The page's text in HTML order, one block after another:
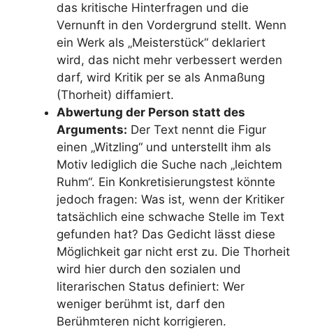
das kritische Hinterfragen und die
Vernunft in den Vordergrund stellt. Wenn
ein Werk als „Meisterstück“ deklariert
wird, das nicht mehr verbessert werden
darf, wird Kritik per se als Anmaßung
(Thorheit) diffamiert.
Abwertung der Person statt des
Arguments: Der Text nennt die Figur
einen „Witzling“ und unterstellt ihm als
Motiv lediglich die Suche nach „leichtem
Ruhm“. Ein Konkretisierungstest könnte
jedoch fragen: Was ist, wenn der Kritiker
tatsächlich eine schwache Stelle im Text
gefunden hat? Das Gedicht lässt diese
Möglichkeit gar nicht erst zu. Die Thorheit
wird hier durch den sozialen und
literarischen Status definiert: Wer
weniger berühmt ist, darf den
Berühmteren nicht korrigieren.